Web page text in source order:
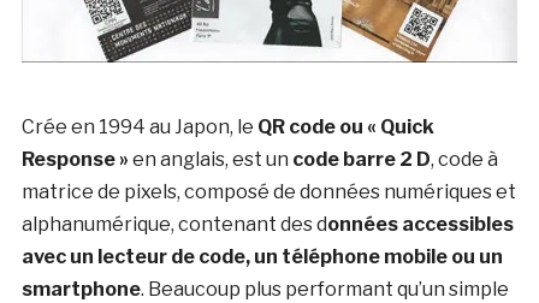
Crée en 1994 au Japon, le QR code ou « Quick
Response » en anglais, est un code barre 2 D, code à
matrice de pixels, composé de données numériques et
alphanumérique, contenant des données accessibles
avec un lecteur de code, un téléphone mobile ou un
smartphone. Beaucoup plus performant qu’un simple